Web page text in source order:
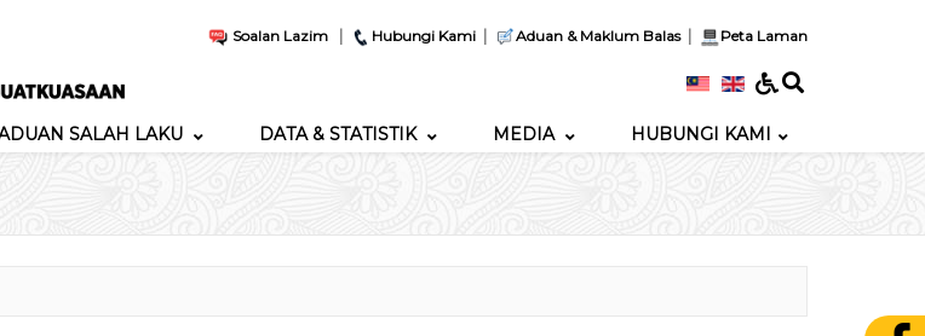
Soalan Lazim | Hubungi Kami | Aduan & Maklum Balas| Peta Laman
SALAH LAKU DATA & STATISTIK MEDIA HUBUNGI KAMI